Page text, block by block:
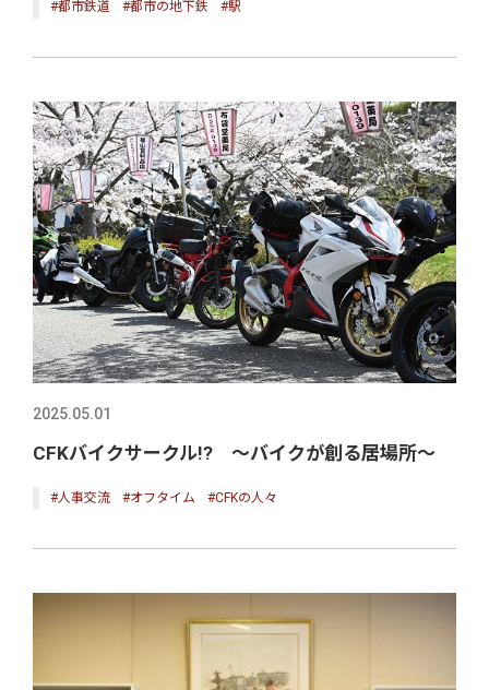
#都市鉄道 #都市の地下鉄 #駅
2025.05.01
CFKバイクサークル!? ～バイクが創る居場所～
#人事交流 #オフタイム #CFKの人々